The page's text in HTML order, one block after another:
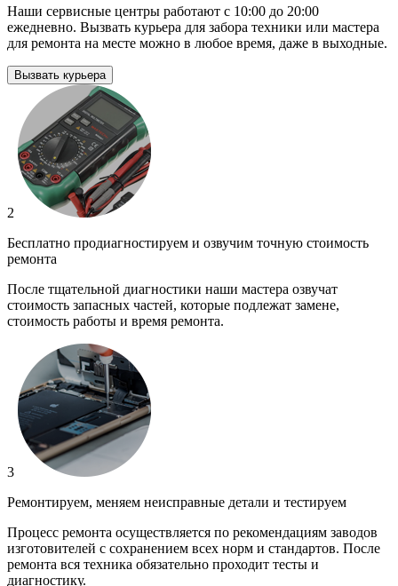
Наши сервисные центры работают с 10:00 до 20:00
ежедневно. Вызвать курьера для забора техники или мастера
для ремонта на месте можно в любое время, даже в выходные.
Вызвать курьера
2
Бесплатно продиагностируем и озвучим точную стоимость
ремонта
После тщательной диагностики наши мастера озвучат
стоимость запасных частей, которые подлежат замене,
стоимость работы и время ремонта.
3
Ремонтируем, меняем неисправные детали и тестируем
Процесс ремонта осуществляется по рекомендациям заводов
изготовителей с сохранением всех норм и стандартов. После
ремонта вся техника обязательно проходит тесты и
диагностику.